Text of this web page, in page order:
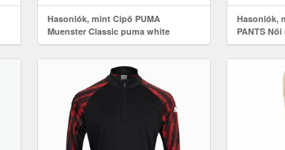
Hasonlók, mint Cipő PUMA
Muenster Classic puma white
(Muenster Classic 383406 01)
Hasonlók,
PANTS
méret